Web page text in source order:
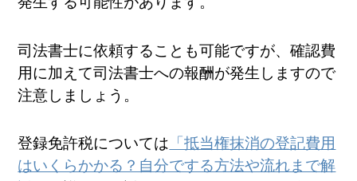
司法書士に依頼することも可能ですが、確認費
用に加えて司法書士への報酬が発生しますので
注意しましょう。
登録免許税については 「抵当権抹消の登記費用
はいくらかかる？自分でする方法や流れまで解